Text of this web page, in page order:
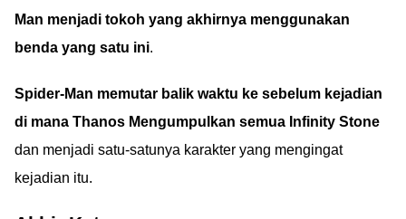
Man menjadi tokoh yang akhirnya menggunakan
benda yang satu ini.
Spider-Man memutar balik waktu ke sebelum kejadian
di mana Thanos Mengumpulkan semua Infinity Stone
dan menjadi satu-satunya karakter yang mengingat
kejadian itu.